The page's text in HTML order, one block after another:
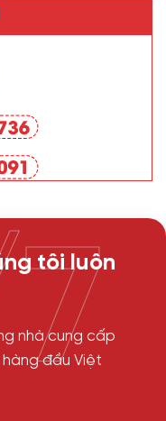
tôi luôn
nhà cung cấp
đầu Việt